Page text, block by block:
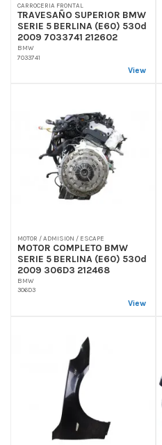
CARROCERIA FRONTAL
TRAVESAÑO SUPERIOR BMW
SERIE 5 BERLINA (E60) 530d
2009 7033741 212602
BMW
7033741
View
MOTOR / ADMISION / ESCAPE
MOTOR COMPLETO BMW
SERIE 5 BERLINA (E60) 530d
2009 306D3 212468
BMW
306D3
View